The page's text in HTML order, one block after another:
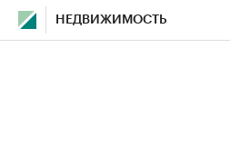
НЕДВИЖИМОСТЬ